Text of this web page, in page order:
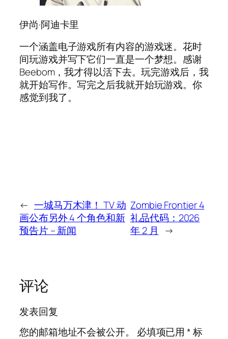
伊尚·阿迪卡里
一个涵盖电子游戏所有内容的游戏迷。花时
间玩游戏并写下它们一直是一个梦想。感谢
Beebom，我才得以活下去。玩完游戏后，我
就开始写作。写完之后我就开始玩游戏。你
感觉到我了。
← 一城马万木津！ TV 动
画公布另外 4 个角色和新
预告片 – 新闻
Zombie Frontier 4
礼品代码：2026
年 2 月
→
评论
发表回复
您的邮箱地址不会被公开。
必填项已用*标